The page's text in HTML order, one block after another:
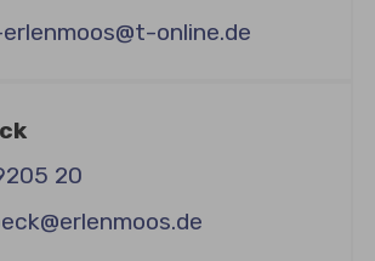
online.de
20